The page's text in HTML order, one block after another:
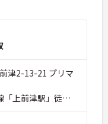
津2-13-21 プリマ
上前津駅」徒歩6